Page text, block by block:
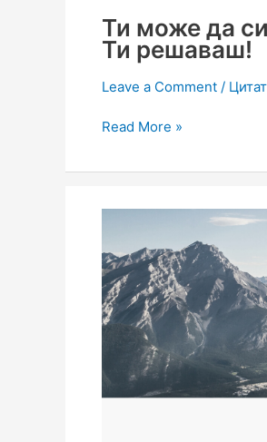
Ти може да
Ти решаваш!
Leave a Comment /
Read More »